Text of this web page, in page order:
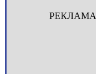
РЕКЛАМА